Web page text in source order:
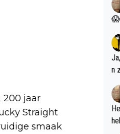
200 jaar
Straight
smaak
😱
n